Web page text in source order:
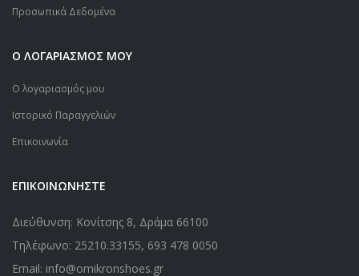
Προσωπικά Δεδομένα
Ο ΛΟΓΑΡΙΑΣΜΟΣ ΜΟΥ
Ο λογαριασμός μου
Ιστορικό Παραγγελιών
Επικοινωνία
ΕΠΙΚΟΙΝΩΝΗΣΤΕ
Διεύθυνση: Κονίτσης 8, Δράμα 66100
Τηλέφωνο: 25210.33155, 693 478 0050
Email: info@omikronshoes.gr